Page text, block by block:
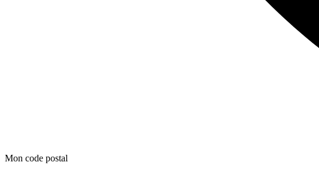
Mon code postal